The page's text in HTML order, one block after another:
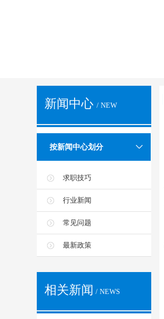
新闻中心 / NEW
按新闻中心划分
求职技巧
行业新闻
常见问题
最新政策
相关新闻 / NEWS